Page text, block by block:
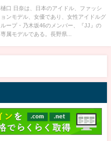
字起こし】乃木坂46
樋口 日奈は、日本のアイドル、ファッシ
ョンモデル、女優であり、女性アイドルグ
ループ・乃木坂46のメンバー、『JJ』の
専属モデルである。長野県...